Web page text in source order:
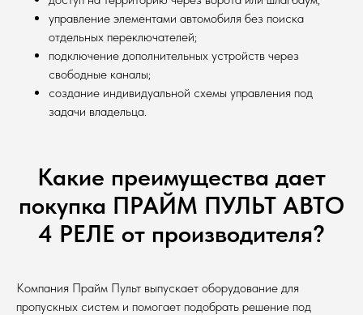
управление элементами автомобиля без поиска
отдельных переключателей;
подключение дополнительных устройств через
свободные каналы;
создание индивидуальной схемы управления под
задачи владельца.
Какие преимущества дает
покупка ПРАЙМ ПУЛЬТ АВТО
4 РЕЛЕ от производителя?
Компания Прайм Пульт выпускает оборудование для
пропускных систем и помогает подобрать решение под